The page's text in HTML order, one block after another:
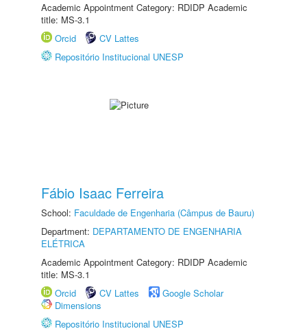
Academic Appointment Category: RDIDP Academic
title: MS-3.1
Orcid
CV Lattes
Repositório Institucional UNESP
Fábio Isaac Ferreira
School: Faculdade de Engenharia (Câmpus de Bauru)
Department: DEPARTAMENTO DE ENGENHARIA
ELÉTRICA
Academic Appointment Category: RDIDP Academic
title: MS-3.1
Orcid
CV Lattes
Google Scholar
Dimensions
Repositório Institucional UNESP